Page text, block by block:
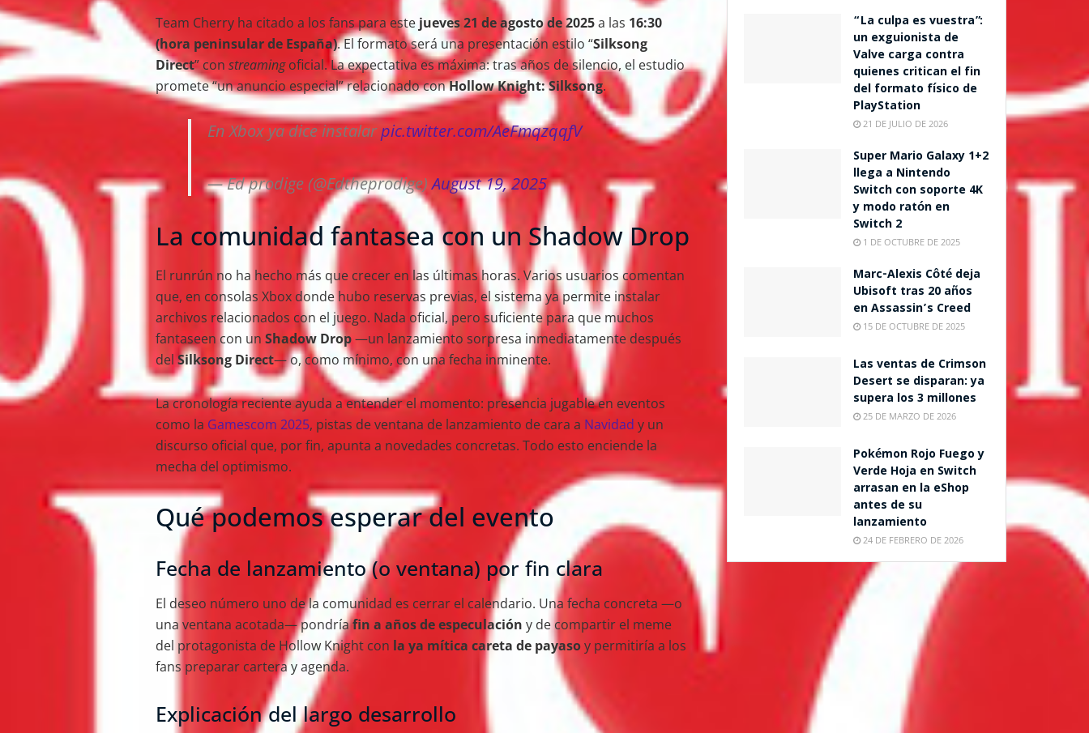
Team Cherry ha citado a los fans para este jueves 21 de agosto de 2025a las 16:30
(hora peninsular de España). El formato será una presentación estilo “Silksong
Direct” con streamingoficial. La expectativa es máxima: tras años de silencio, el estudio
promete “un anuncio especial” relacionado conHollow Knight: Silksong.
En Xbox ya dice instalarpic.twitter.com/AeFmqzqqfV
— Ed prodige (@Edtheprodige)August 19, 2025
La comunidad fantasea con un Shadow Drop
El runrún no ha hecho más que crecer en las últimas horas. Varios usuarios comentan
que, en consolas Xbox donde hubo reservas previas, el sistema ya permite instalar
archivos relacionados con el juego. Nada oficial, pero suficiente para que muchos
fantaseen con un Shadow Drop—un lanzamiento sorpresa inmediatamente después
delSilksong Direct— o, como mínimo, con una fecha inminente.
La cronología reciente ayuda a entender el momento: presencia jugable en eventos
como la Gamescom 2025, pistas de ventana de lanzamiento de cara a Navidad y un
discurso oficial que, por fin, apunta a novedades concretas. Todo esto enciende la
mecha del optimismo.
Qué podemos esperar del evento
Fecha de lanzamiento (o ventana) por fin clara
El deseo número uno de la comunidad es cerrar el calendario. Una fecha concreta —o
una ventana acotada— pondríafin a años de especulación y de compartir el meme
del protagonista de Hollow Knight con la ya mítica careta de payasoy permitiría a los
fans preparar cartera y agenda.
Explicación del largo desarrollo
“La culpa es vuestra”:
un exguionista de
Valve carga contra
quienes critican el fin
del formato físico de
PlayStation
21 DE JULIO DE 2026
Super Mario Galaxy 1+2
llega a Nintendo
Switch con soporte 4K
y modo ratón en
Switch 2
1 DE OCTUBRE DE 2025
Marc-Alexis Côté deja
Ubisoft tras 20 años
en Assassin’s Creed
15 DE OCTUBRE DE 2025
Las ventas de Crimson
Desert se disparan: ya
supera los 3 millones
25 DE MARZO DE 2026
Pokémon Rojo Fuego y
Verde Hoja en Switch
arrasan en la eShop
antes de su
lanzamiento
24 DE FEBRERO DE 2026